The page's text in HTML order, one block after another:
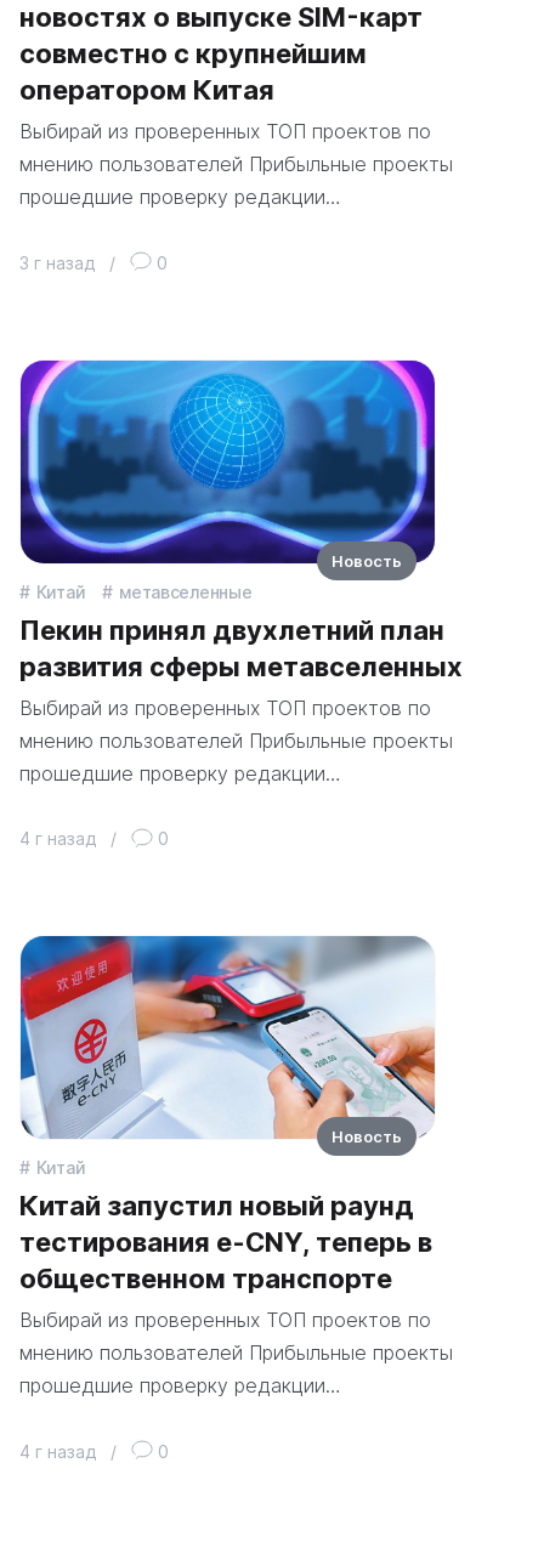
новостях о выпуске SIM-карт
совместно с крупнейшим
оператором Китая
Выбирай из проверенных ТОП проектов по
мнению пользователей Прибыльные проекты
прошедшие проверку редакции…
3 г назад / 0
Китай метавселенные
Пекин принял двухлетний план
развития сферы метавселенных
Выбирай из проверенных ТОП проектов по
мнению пользователей Прибыльные проекты
прошедшие проверку редакции…
4 г назад / 0
Новость
Китай
Китай запустил новый раунд
тестирования e-CNY, теперь в
общественном транспорте
Выбирай из проверенных ТОП проектов по
мнению пользователей Прибыльные проекты
прошедшие проверку редакции…
4 г назад / 0
Новость